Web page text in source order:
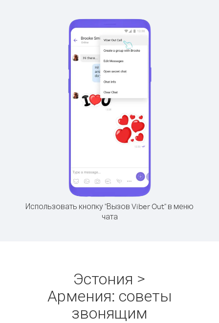
Использовать кнопку "Вызов Viber Out" в меню
чата
Эстония >
Армения: советы
звонящим